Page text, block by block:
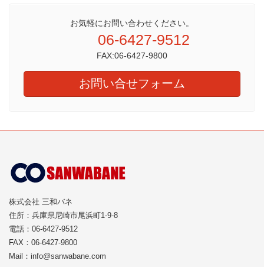
お気軽にお問い合わせください。
06-6427-9512
FAX:06-6427-9800
お問い合せフォーム
株式会社 三和バネ
住所：兵庫県尼崎市尾浜町1-9-8
電話：06-6427-9512
FAX：06-6427-9800
Mail：info@sanwabane.com